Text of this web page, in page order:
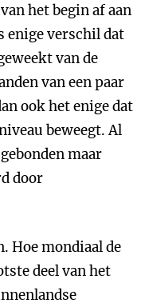
het begin af aan
enige verschil dat
van de
van een paar
ook het enige dat
beweegt. Al
maar
door
Hoe mondiaal de
deel van het